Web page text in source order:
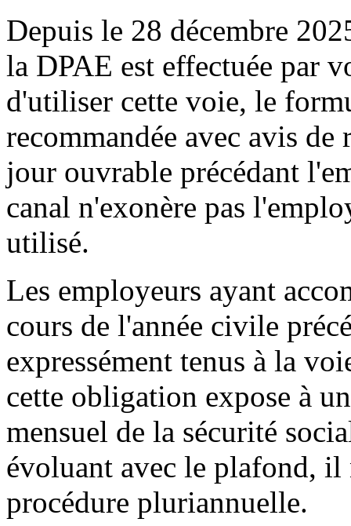
Depuis le 28 décembre
la DPAE est effectuée par
d'utiliser cette voie, le
recommandée avec avis
jour ouvrable précédant
canal n'exonère pas
utilisé.
Les employeurs ayant
cours de l'année civile
expressément tenus à la
cette obligation expose à
mensuel de la sécurité
évoluant avec le plafond, il
procédure pluriannuelle.